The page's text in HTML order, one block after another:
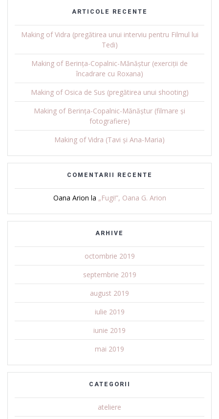
ARTICOLE RECENTE
Making of Vidra (pregătirea unui interviu pentru Filmul lui
Tedi)
Making of Berința-Copalnic-Mănăștur (exerciții de
încadrare cu Roxana)
Making of Osica de Sus (pregătirea unui shooting)
Making of Berința-Copalnic-Mănăștur (filmare și
fotografiere)
Making of Vidra (Tavi și Ana-Maria)
COMENTARII RECENTE
Oana Arion la „Fugi!”, Oana G. Arion
ARHIVE
octombrie 2019
septembrie 2019
august 2019
iulie 2019
iunie 2019
mai 2019
CATEGORII
ateliere